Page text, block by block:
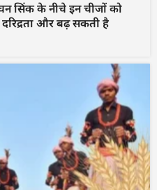
सिंक के नीचे इन चीजों को
और बढ़ सकती है